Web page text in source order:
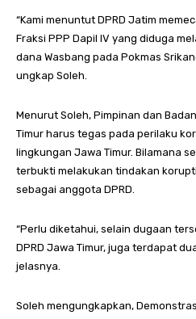
“Kami menuntut DPRD Jatim
Fraksi PPP Dapil IV yang diduga
dana Wasbang pada Pokmas
ungkap Soleh.
Menurut Soleh, Pimpinan dan
Timur harus tegas pada perilaku
lingkungan Jawa Timur. Bilamana
terbukti melakukan tindakan
sebagai anggota DPRD.
“Perlu diketahui, selain dugaan
DPRD Jawa Timur, juga terdapat
jelasnya.
Soleh mengungkapkan,